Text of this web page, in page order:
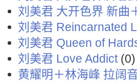
刘美君 大开色界 新曲
刘美君 Reincarnated
刘美君 Queen of
刘美君 Love Addict(0)
黄耀明＋林海峰 拉阔